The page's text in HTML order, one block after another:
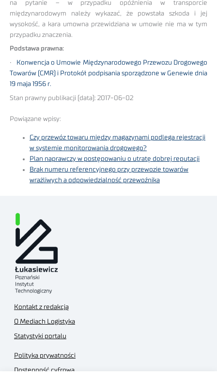
na pytanie – w przypadku opóźnienia w transporcie
międzynarodowym należy wykazać, że powstała szkoda i jej
wysokość, a kara umowna przewidziana w umowie nie ma w tym
przypadku znaczenia.
Podstawa prawna:
•
Konwencja o Umowie Międzynarodowego Przewozu Drogowego
Towarów (CMR) i Protokół podpisania sporządzone w Genewie dnia
19 maja 1956 r.
Stan prawny publikacji (data): 2017-06-02
Powiązane wpisy:
Czy przewóz towaru między magazynami podlega rejestracji
w systemie monitorowania drogowego?
Plan naprawczy w postępowaniu o utratę dobrej reputacji
Brak numeru referencyjnego przy przewozie towarów
wrażliwych a odpowiedzialność przewoźnika
Kontakt z redakcją
O Mediach Logistyka
Statystyki portalu
Polityka prywatności
Dostępność cyfrowa